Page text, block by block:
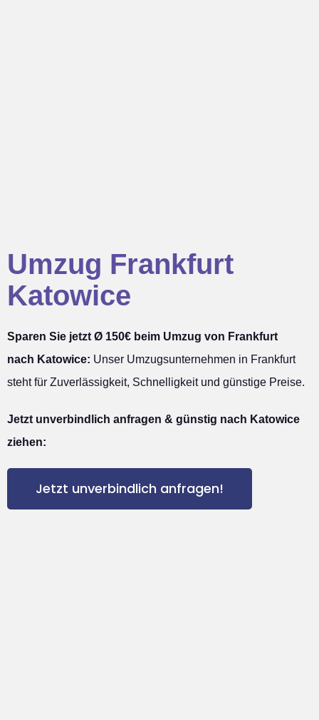
Umzug Frankfurt
Katowice
Sparen Sie jetzt Ø 150€ beim Umzug von Frankfurt
nach Katowice: Unser Umzugsunternehmen in Frankfurt
steht für Zuverlässigkeit, Schnelligkeit und günstige Preise.
Jetzt unverbindlich anfragen & günstig nach Katowice
ziehen:
Jetzt unverbindlich anfragen!